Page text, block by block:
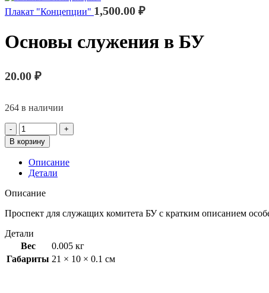
Плакат "Концепции" 1,500.00 ₽
Основы служения в БУ
20.00 ₽
264 в наличии
Количество
товара
Основы
служения
в
БУ
В корзину
Описание
Детали
Описание
Проспект для служащих комитета БУ с кратким описанием
Детали
Вес
0.005 кг
Габариты 21 × 10 × 0.1 см